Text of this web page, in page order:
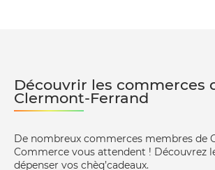
Découvrir les commerces
Clermont-Ferrand
De nombreux commerces membres de
Commerce vous attendent ! Découvrez
dépenser vos chèq’cadeaux.